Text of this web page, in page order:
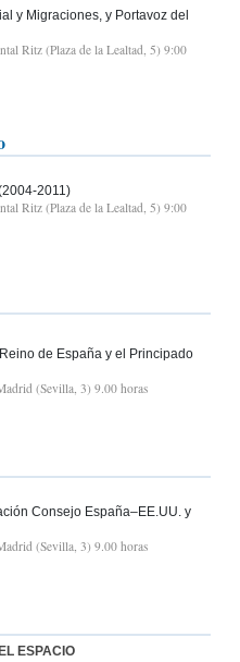
y Migraciones, y Portavoz del
Ritz (Plaza de la Lealtad, 5) 9:00
2011)
Ritz (Plaza de la Lealtad, 5) 9:00
de España y el Principado
(Sevilla, 3) 9.00 horas
Consejo España–EE.UU. y
(Sevilla, 3) 9.00 horas
ESPACIO